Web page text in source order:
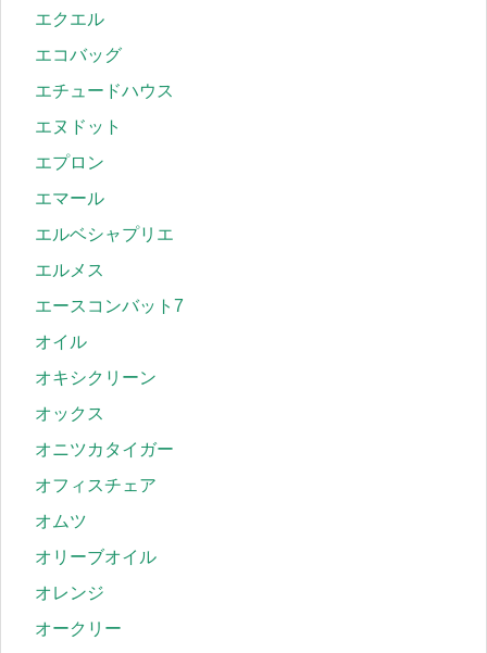
エクエル
エコバッグ
エチュードハウス
エヌドット
エプロン
エマール
エルベシャプリエ
エルメス
エースコンバット7
オイル
オキシクリーン
オックス
オニツカタイガー
オフィスチェア
オムツ
オリーブオイル
オレンジ
オークリー